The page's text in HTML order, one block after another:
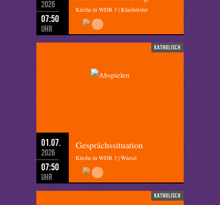
2026
07:50
Uhr
Kirche in WDR 3 | Klashörster
katholisch
01.07.
2026
07:50
Uhr
Gesprächssituation
Kirche in WDR 3 | Wiesel
katholisch